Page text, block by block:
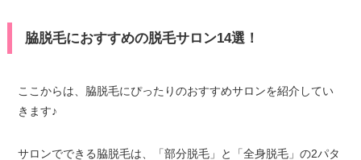
脇脱毛におすすめの脱毛サロン14選！
ここからは、脇脱毛にぴったりのおすすめサロンを紹介してい
きます♪
サロンでできる脇脱毛は、「部分脱毛」と「全身脱毛」の2パタ